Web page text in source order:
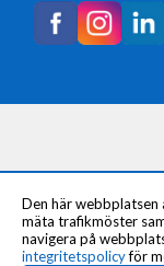
Den här webbplatsen
mäta trafikmöster
navigera på
integritetspolicyför